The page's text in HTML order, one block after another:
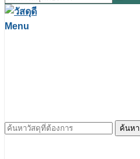
สำหรับ:
Menu
ค้นหา